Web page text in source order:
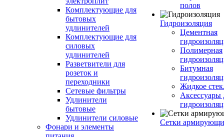
Комплектующие для
бытовых
удлинителей
Комплектующие для
силовых
удлинителей
Разветвители для
розеток и
переходники
Сетевые фильтры
Удлинители
бытовые
Удлинители силовые
Фонари и элементы
полов
Гидроизоляция
Цементная
Полимерная
Битумная
Жидкое
Аксессуары
Сетки